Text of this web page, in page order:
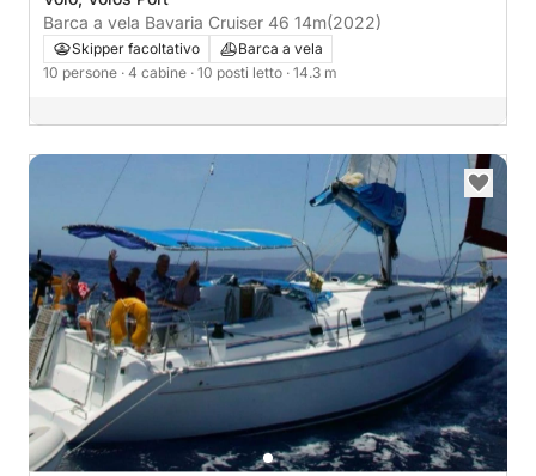
Barca a vela Bavaria Cruiser 46 14m(2022)
Skipper facoltativo
Barca a vela
10 persone · 4 cabine · 10 posti letto · 14.3 m